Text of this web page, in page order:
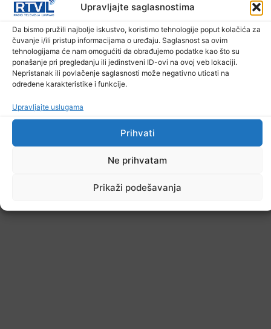
Upravljajte saglasnostima
Da bismo pružili najbolje iskustvo, koristimo tehnologije poput kolačića za
čuvanje i/ili pristup informacijama o uređaju. Saglasnost sa ovim
tehnologijama će nam omogućiti da obrađujemo podatke kao što su
ponašanje pri pregledanju ili jedinstveni ID-ovi na ovoj veb lokaciji.
Nepristanak ili povlačenje saglasnosti može negativno uticati na
određene karakteristike i funkcije.
Upravljajte uslugama
Prihvati
Ne prihvatam
Prikaži podešavanja
U TK povećan broj požara
7. Augusta 2026.